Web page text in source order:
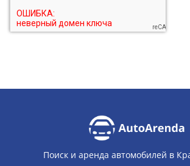
Поиск и аренда автомобилей в